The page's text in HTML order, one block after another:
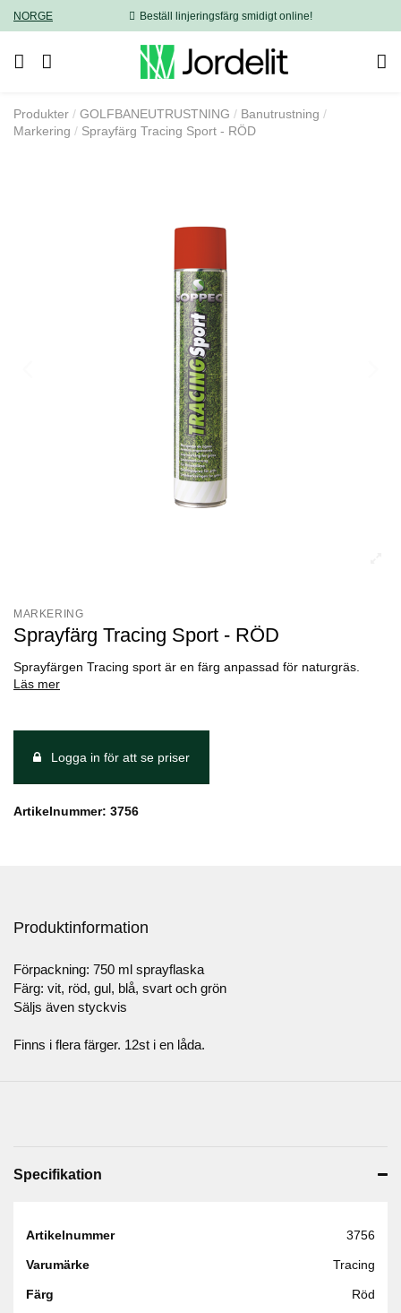
NORGE Beställ linjeringsfärg smidigt online!
Produkter GOLFBANEUTRUSTNING
Banutrustning
Markering
Sprayfärg Tracing Sport - RÖD
MARKERING
Sprayfärg Tracing Sport - RÖD
Sprayfärgen Tracing sport är en färg anpassad för naturgräs.
Läs mer
Logga in för att se priser
Artikelnummer: 3756
Produktinformation
Förpackning: 750 ml sprayflaska
Färg: vit, röd, gul, blå, svart och grön
Säljs även styckvis
Finns i flera färger. 12st i en låda.
Specifikation
Artikelnummer 3756
Varumärke Tracing
Färg Röd